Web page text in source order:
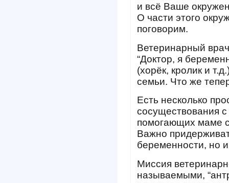
и всё Ваше
О части этого
поговорим.
Ветеринарный
“Доктор, я
(хорёк, кролик и
семьи. Что же
Есть несколько
сосуществования
помогающих маме
Важно
беременности, но
Миссия
называемыми,